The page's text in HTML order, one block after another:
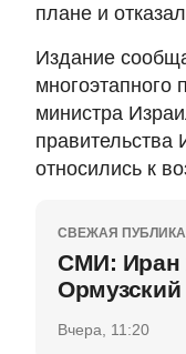
плане и
Издание
министра
правительства
относились к
СВЕЖАЯ
СМИ: Иран
Вчера, 11:20